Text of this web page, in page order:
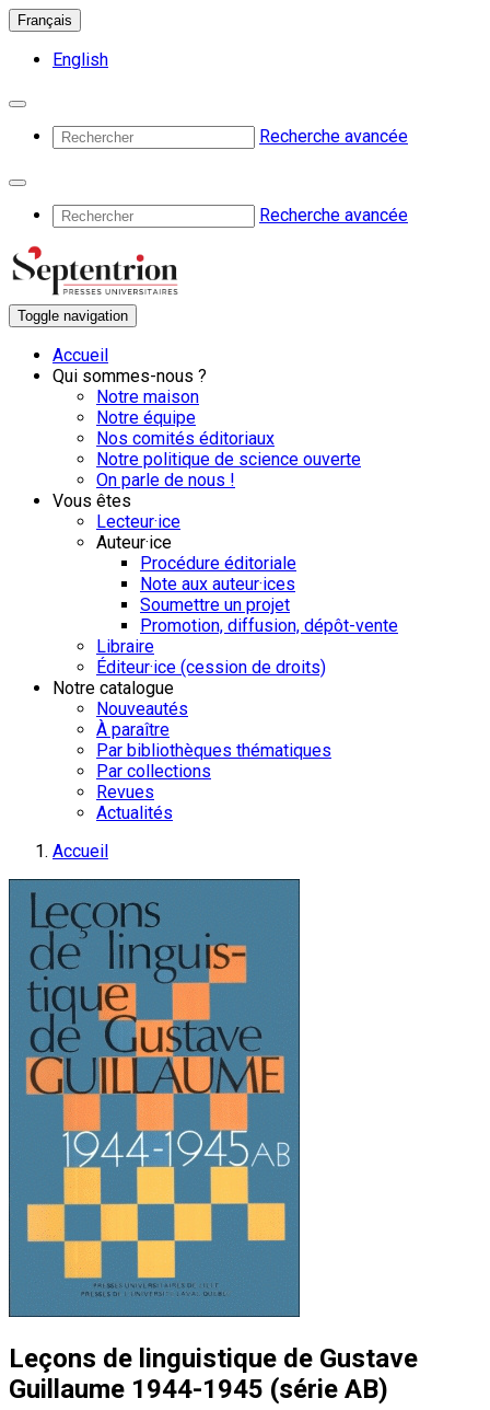
Français
English
Recherche avancée
Recherche avancée
Toggle navigation
Accueil
Qui sommes-nous ?
Notre maison
Notre équipe
Nos comités éditoriaux
Notre politique de science ouverte
On parle de nous !
Vous êtes
Lecteur·ice
Auteur·ice
Procédure éditoriale
Note aux auteur·ices
Soumettre un projet
Promotion, diffusion, dépôt-vente
Libraire
Éditeur·ice (cession de droits)
Notre catalogue
Nouveautés
À paraître
Par bibliothèques thématiques
Par collections
Revues
Actualités
Accueil
Leçons de linguistique de Gustave
Guillaume 1944-1945 (série AB)